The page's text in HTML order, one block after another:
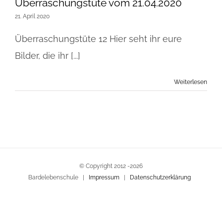
Überraschungstüte vom 21.04.2020
21. April 2020
Überraschungstüte 12 Hier seht ihr eure
Bilder, die ihr [...]
Weiterlesen
© Copyright 2012 -2026
Bardelebenschule | Impressum | Datenschutzerklärung